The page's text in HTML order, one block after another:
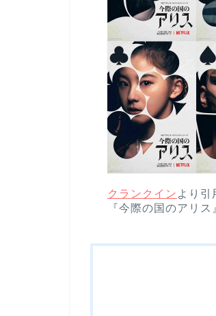
クランクイン より引
『今際の国のアリ